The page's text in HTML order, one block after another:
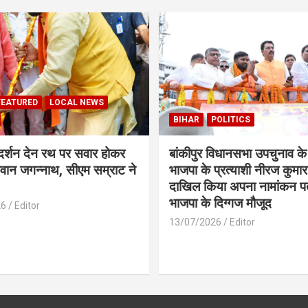
LOCAL NEWS
देन रथ पर सवार होकर
जगन्नाथ, सीएम सम्राट ने
Editor
BIHAR POLITICS
बांकीपुर विधानसभा उपचुनाव
भाजपा के प्रत्याशी नीरज
दाखिल किया अपना नामांकन
भाजपा के दिग्गज मौजूद
13/07/2026 Editor